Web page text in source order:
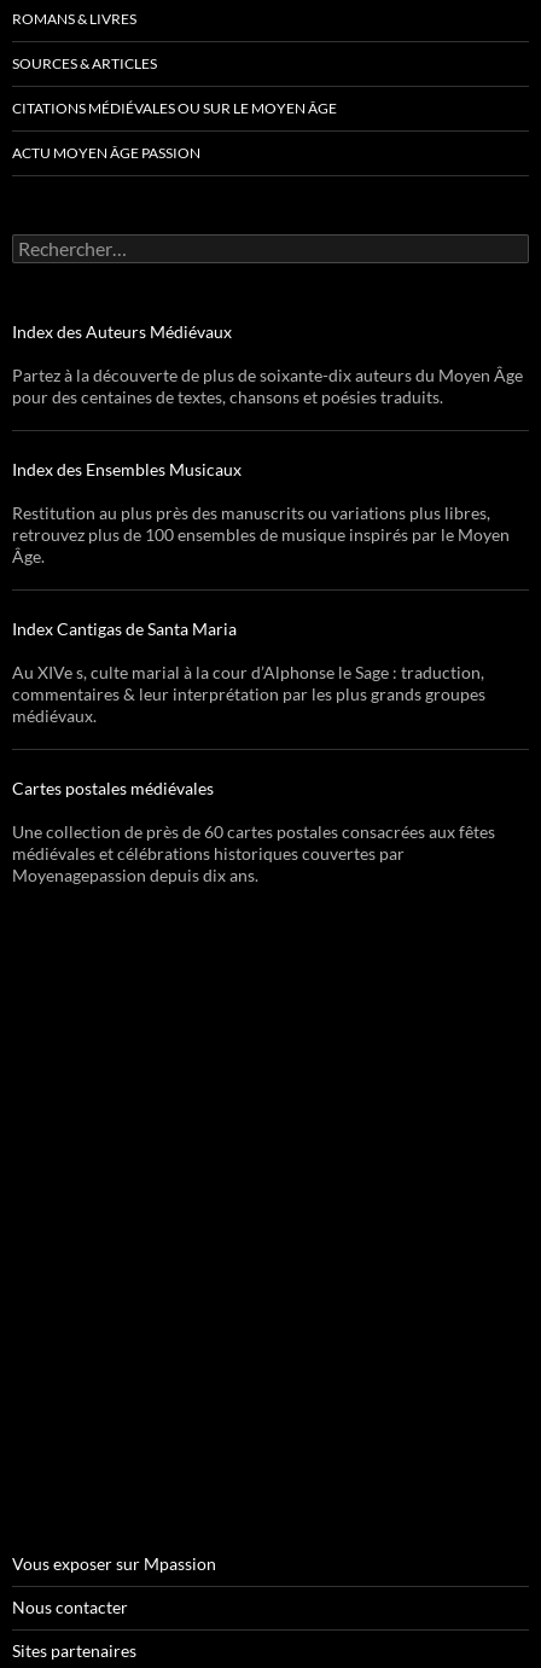
ROMANS & LIVRES
SOURCES & ARTICLES
CITATIONS MÉDIÉVALES OU SUR LE MOYEN ÂGE
ACTU MOYEN ÂGE PASSION
Rechercher :
Index des Auteurs Médiévaux
Partez à la découverte de plus de soixante-dix auteurs du Moyen Âge
pour des centaines de textes, chansons et poésies traduits.
Index des Ensembles Musicaux
Restitution au plus près des manuscrits ou variations plus libres,
retrouvez plus de 100 ensembles de musique inspirés par le Moyen
Âge.
Index Cantigas de Santa Maria
Au XIVe s, culte marial à la cour d’Alphonse le Sage : traduction,
commentaires & leur interprétation par les plus grands groupes
médiévaux.
Cartes postales médiévales
Une collection de près de 60 cartes postales consacrées aux fêtes
médiévales et célébrations historiques couvertes par
Moyenagepassion depuis dix ans.
Vous exposer sur Mpassion
Nous contacter
Sites partenaires